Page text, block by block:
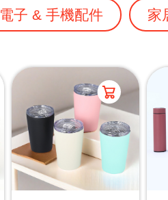
電子 & 手機配件 家